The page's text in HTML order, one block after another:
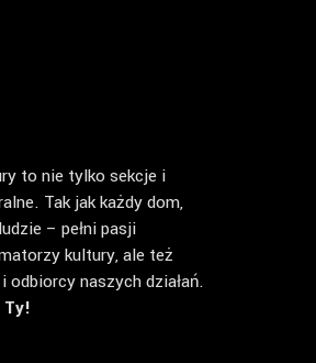
to nie tylko sekcje i
Tak jak każdy dom,
– pełni pasji
kultury, ale też
naszych działań.
Ty!